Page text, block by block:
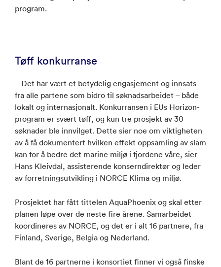
program.
Tøff konkurranse
– Det har vært et betydelig engasjement og innsats
fra alle partene som bidro til søknadsarbeidet – både
lokalt og internasjonalt. Konkurransen i EUs Horizon-
program er svært tøff, og kun tre prosjekt av 30
søknader ble innvilget. Dette sier noe om viktigheten
av å få dokumentert hvilken effekt oppsamling av slam
kan for å bedre det marine miljø i fjordene våre, sier
Hans Kleivdal, assisterende konserndirektør og leder
av forretningsutvikling i NORCE Klima og miljø.
Prosjektet har fått tittelen AquaPhoenix og skal etter
planen løpe over de neste fire årene. Samarbeidet
koordineres av NORCE, og det er i alt 16 partnere, fra
Finland, Sverige, Belgia og Nederland.
Blant de 16 partnerne i konsortiet finner vi også finske